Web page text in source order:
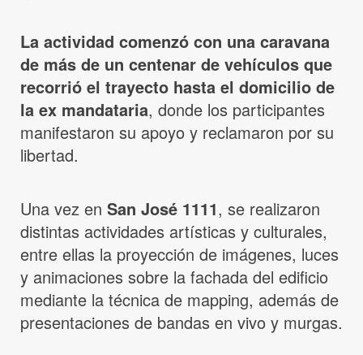
La actividad comenzó con una caravana
de más de un centenar de vehículos que
recorrió el trayecto hasta el domicilio de
la ex mandataria, donde los participantes
manifestaron su apoyo y reclamaron por su
libertad.
Una vez en San José 1111, se realizaron
distintas actividades artísticas y culturales,
entre ellas la proyección de imágenes, luces
y animaciones sobre la fachada del edificio
mediante la técnica de mapping, además de
presentaciones de bandas en vivo y murgas.